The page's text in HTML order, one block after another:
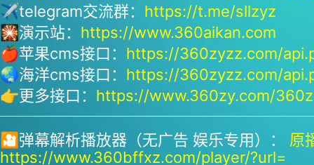
✈telegram交流群： https://t.me/sllzyz
🎇演示站： https://www.360aikan.com
🍎苹果cms接口： https://360zyzz.com/
🌏海洋cms接口： https://360zyzz.com/
👉更多接口： https://www.360zy.com/
🎦弹幕解析播放器（无广告 娱乐专用）： 原
https://www.360bffxz.com/player/?url=